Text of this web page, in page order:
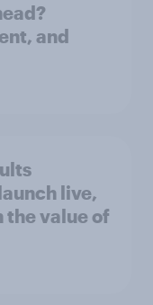
and
live,
the value of